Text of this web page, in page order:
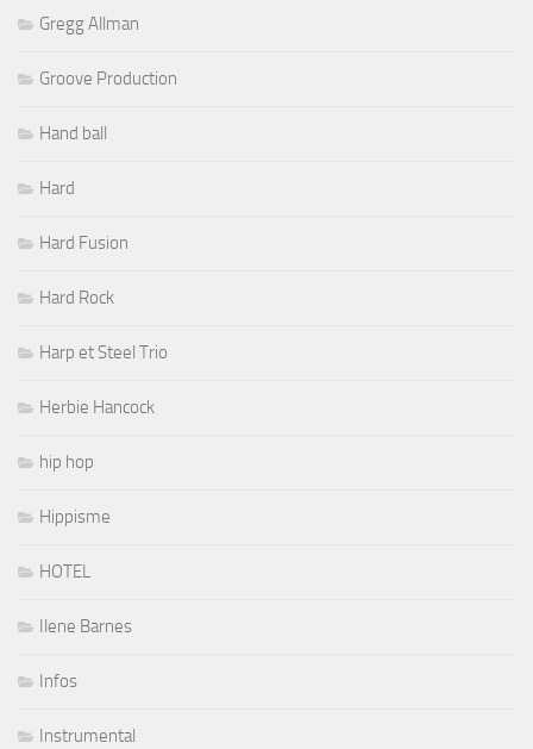
Gregg Allman
Groove Production
Hand ball
Hard
Hard Fusion
Hard Rock
Harp et Steel Trio
Herbie Hancock
hip hop
Hippisme
HOTEL
Ilene Barnes
Infos
Instrumental